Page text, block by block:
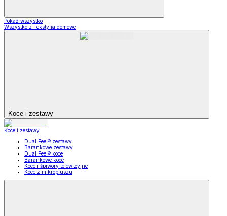
Pokaż wszystko
Wszystko z Tekstylia domowe
Koce i zestawy
Koce i zestawy
Dual Feel® zestawy
Barankowe zestawy
Dual Feel® koce
Barankowe koce
Koce i śpiwory telewizyjne
Koce z mikropluszu